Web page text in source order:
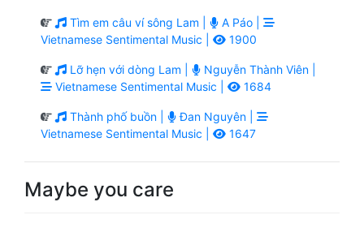
Tìm em câu ví sông Lam |
A Páo |
Vietnamese Sentimental Music |
1900
Lỡ hẹn với dòng Lam |
Nguyễn Thành Viên |
Vietnamese Sentimental Music |
1684
Thành phố buồn |
Đan Nguyên |
Vietnamese Sentimental Music |
1647
Maybe you care